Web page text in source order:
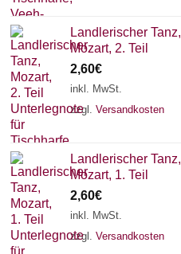
Landlerischer Tanz,
Mozart, 2. Teil
2,60€
inkl. MwSt.
zzgl. Versandkosten
Landlerischer Tanz,
Mozart, 1. Teil
2,60€
inkl. MwSt.
zzgl. Versandkosten